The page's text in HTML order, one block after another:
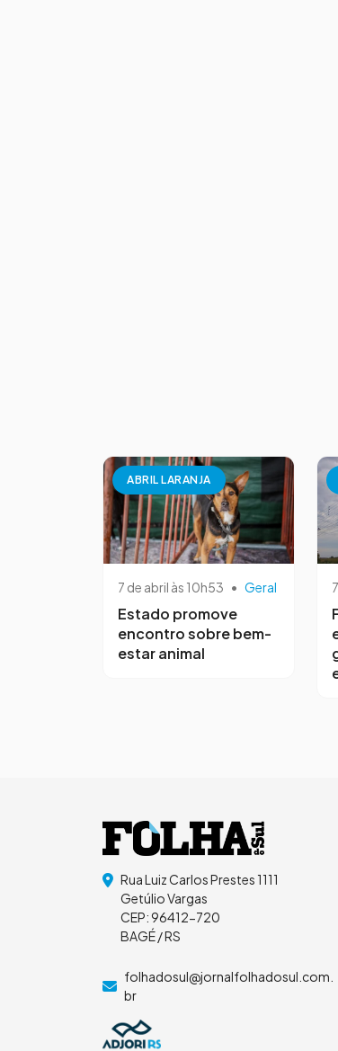
ABRIL LARANJA
7 de abril às 10h53 • Geral
Estado promove
encontro sobre bem-
estar animal
Rua Luiz Carlos Prestes 1111
Getúlio Vargas
CEP: 96412-720
BAGÉ / RS
folhadosul@jornalfolhadosul.com.
br